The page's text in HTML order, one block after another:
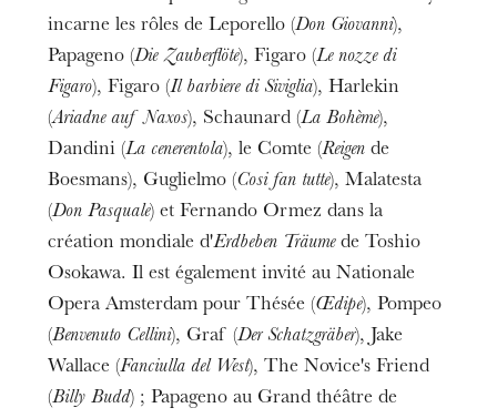
incarne les rôles de Leporello (Don Giovanni),
Papageno (Die Zauberflöte), Figaro (Le nozze di
Figaro), Figaro (Il barbiere di Siviglia), Harlekin
(Ariadne auf Naxos), Schaunard (La Bohème),
Dandini (La cenerentola), le Comte (Reigen de
Boesmans), Guglielmo (Cosi fan tutte), Malatesta
(Don Pasquale) et Fernando Ormez dans la
création mondiale d'Erdbeben Träumede Toshio
Osokawa. Il est également invité au Nationale
Opera Amsterdam pour Thésée (Œdipe), Pompeo
(Benvenuto Cellini), Graf (Der Schatzgräber), Jake
Wallace (Fanciulla del West), The Novice's Friend
(Billy Budd) ; Papageno au Grand théâtre de